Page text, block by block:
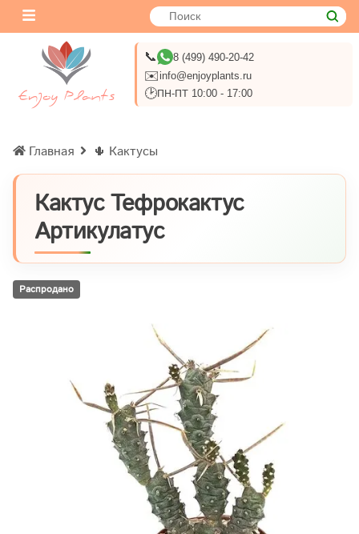
📞 8 (499) 490-20-42
✉️info@enjoyplants.ru
🕑ПН-ПТ 10:00 - 17:00
Главная 🌵 Кактусы
Кактус Тефрокактус
Артикулатус
Распродано